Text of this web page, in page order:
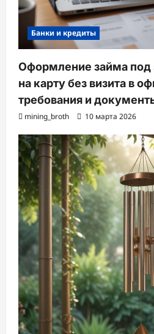
Банки и кредиты
Оформление займа под
на карту без визита в
требования и
mining_broth 10 марта 2026